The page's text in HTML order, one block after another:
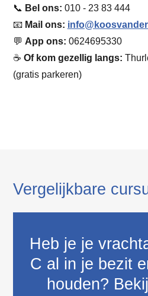
📞 Bel ons: 010 - 23 83 444
📧 Mail ons:
💬 App ons: 0624695330
☕ Of kom gezellig langs:
(gratis parkeren)
Vergelijkbare
Heb je je
C al in je bezit
houden?